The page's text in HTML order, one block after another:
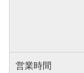
営業時間